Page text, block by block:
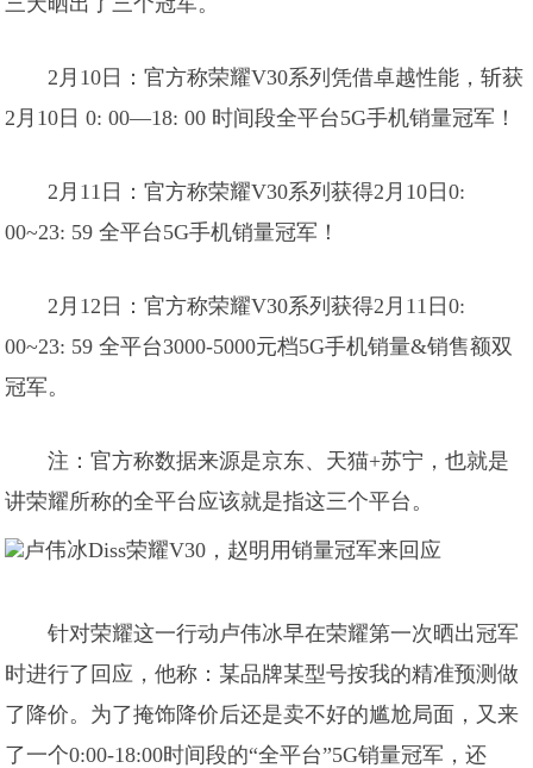
2月10日：官方称荣耀V30系列凭借卓越性能，斩获
2月10日 0: 00—18: 00 时间段全平台5G手机销量冠军！
2月11日：官方称荣耀V30系列获得2月10日0:
00~23: 59 全平台5G手机销量冠军！
2月12日：官方称荣耀V30系列获得2月11日0:
00~23: 59 全平台3000-5000元档5G手机销量&销售额双
冠军。
注：官方称数据来源是京东、天猫+苏宁，也就是
讲荣耀所称的全平台应该就是指这三个平台。
针对荣耀这一行动卢伟冰早在荣耀第一次晒出冠军
时进行了回应，他称：某品牌某型号按我的精准预测做
了降价。为了掩饰降价后还是卖不好的尴尬局面，又来
了一个0:00-18:00时间段的“全平台”5G销量冠军，还